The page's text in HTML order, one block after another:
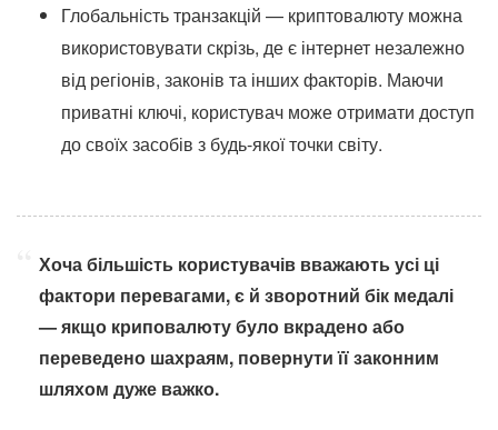
Глобальність транзакцій — криптовалюту можна
використовувати скрізь, де є інтернет незалежно
від регіонів, законів та інших факторів. Маючи
приватні ключі, користувач може отримати доступ
до своїх засобів з будь-якої точки світу.
Хоча більшість користувачів вважають усі ці
фактори перевагами, є й зворотний бік медалі
— якщо криповалюту було вкрадено або
переведено шахраям, повернути її законним
шляхом дуже важко.